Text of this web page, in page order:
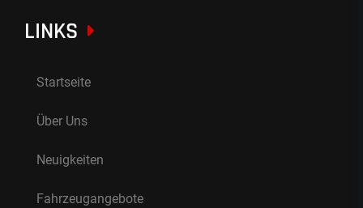
LINKS
Startseite
Über Uns
Neuigkeiten
Fahrzeugangebote